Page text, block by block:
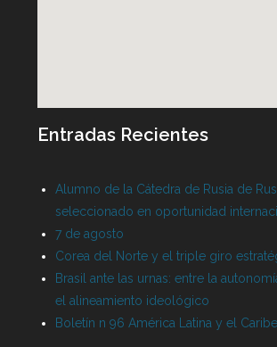
Entradas Recientes
Alumno de la Cátedra de Rusia de
seleccionado en oportunidad
7 de agosto
Corea del Norte y el triple giro
Brasil ante las urnas: entre la
el alineamiento ideológico
Boletín n 96 América Latina y el Caribe